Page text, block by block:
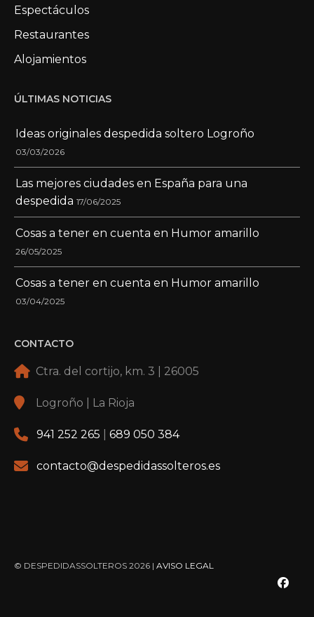
Espectáculos
Restaurantes
Alojamientos
ÚLTIMAS NOTICIAS
Ideas originales despedida soltero Logroño
03/03/2026
Las mejores ciudades en España para una
despedida 17/06/2025
Cosas a tener en cuenta en Humor amarillo
26/05/2025
Cosas a tener en cuenta en Humor amarillo
03/04/2025
CONTACTO
Ctra. del cortijo, km. 3 | 26005
Logroño | La Rioja
941 252 265 689 050 384
contacto@despedidassolteros.es
© DESPEDIDASSOLTEROS 2026 | AVISO LEGAL